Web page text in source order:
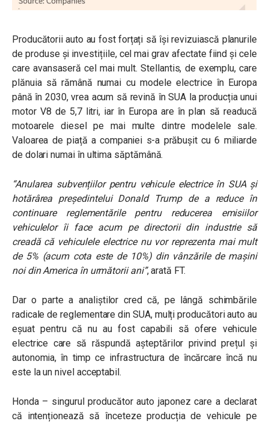
Producătorii auto au fost forțați să își revizuiască planurile
de produse și investițiile, cel mai grav afectate fiind și cele
care avansaseră cel mai mult. Stellantis, de exemplu, care
plănuia să rămână numai cu modele electrice în Europa
până în 2030, vrea acum să revină în SUA la producția unui
motor V8 de 5,7 litri, iar în Europa are în plan să readucă
motoarele diesel pe mai multe dintre modelele sale.
Valoarea de piață a companiei s-a prăbușit cu 6 miliarde
de dolari numai în ultima săptămână.
“Anularea subvențiilor pentru vehicule electrice în SUA și
hotărârea președintelui Donald Trump de a reduce în
continuare reglementările pentru reducerea emisiilor
vehiculelor îi face acum pe directorii din industrie să
creadă că vehiculele electrice nu vor reprezenta mai mult
de 5% (acum cota este de 10%) din vânzările de mașini
noi din America în următorii ani”, arată FT.
Dar o parte a analiștilor cred că, pe lângă schimbările
radicale de reglementare din SUA, mulți producători auto au
eșuat pentru că nu au fost capabili să ofere vehicule
electrice care să răspundă așteptărilor privind prețul și
autonomia, în timp ce infrastructura de încărcare încă nu
este la un nivel acceptabil.
Honda – singurul producător auto japonez care a declarat
că intenționează să înceteze producția de vehicule pe